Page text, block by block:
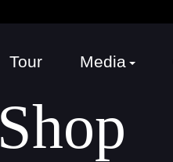
Tour Media
Shop